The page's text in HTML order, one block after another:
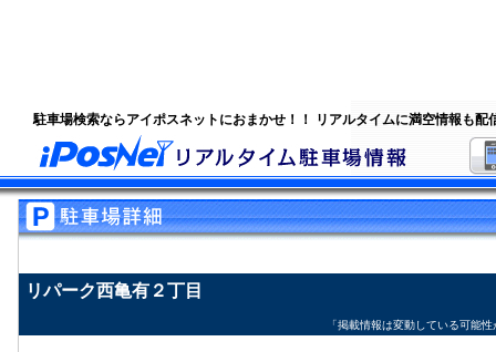
駐車場検索ならアイポスネットにおまかせ！！ リアルタイムに満空情報も配
リパーク西亀有２丁目
「掲載情報は変動している可能